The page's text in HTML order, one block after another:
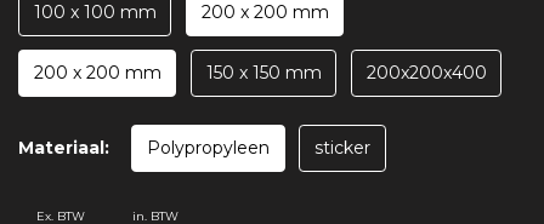
100 x 100 mm 200 x 200 mm
200 x 200 mm 150 x 150 mm 200x200x400
Materiaal: Polypropyleen sticker
Ex. BTW in. BTW